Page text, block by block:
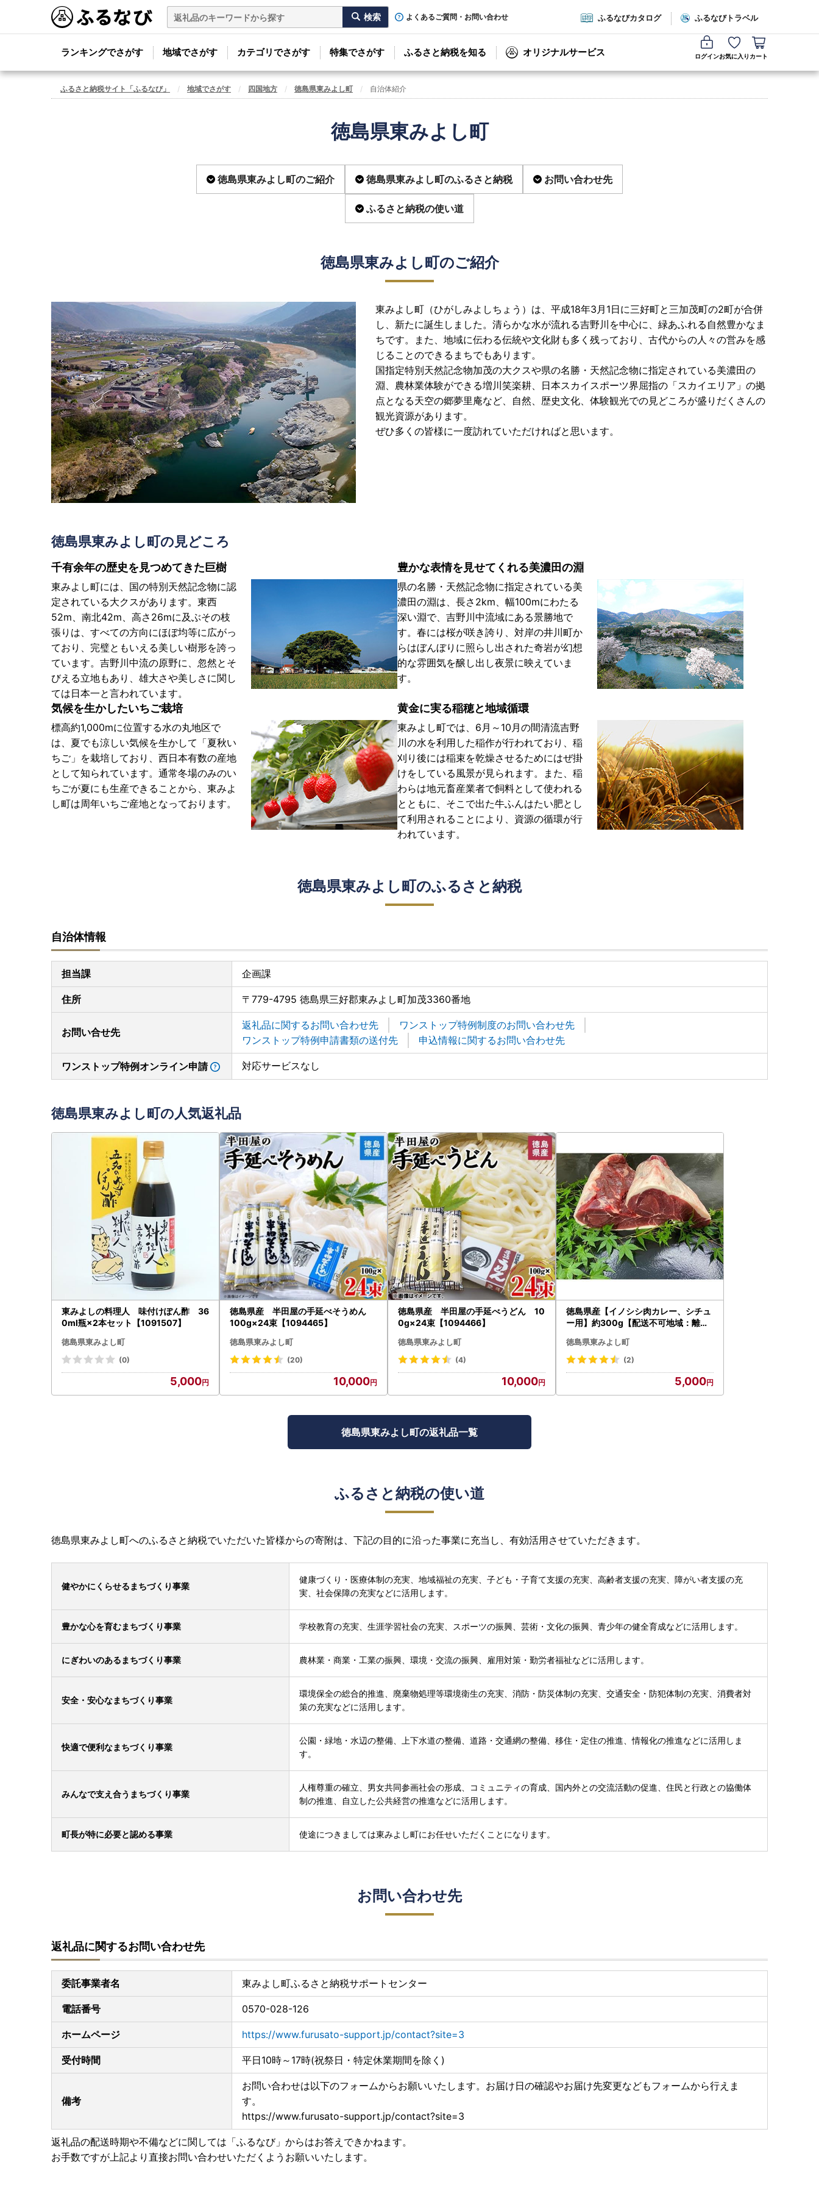
よくあるご質問・お問い合わせ ふるなびカタログ ふるなびトラベル
ランキングでさがす 地域でさがす カテゴリでさがす 特集でさがす ふるさと納税を知る オリジナルサービス ログインお気に入り カート
ふるさと納税サイト「ふるなび」 地域でさがす 四国地方 徳島県東みよし町 自治体紹介
徳島県東みよし町
徳島県東みよし町のご紹介 徳島県東みよし町のふるさと納税 お問い合わせ先
ふるさと納税の使い道
徳島県東みよし町のご紹介
東みよし町（ひがしみよしちょう）は、平成18年3月1日に三好町と三加茂町の2町が合併
し、新たに誕生しました。清らかな水が流れる吉野川を中心に、緑あふれる自然豊かなま
ちです。また、地域に伝わる伝統や文化財も多く残っており、古代からの人々の営みを感
じることのできるまちでもあります。
国指定特別天然記念物加茂の大クスや県の名勝・天然記念物に指定されている美濃田の
淵、農林業体験ができる増川笑楽耕、日本スカイスポーツ界屈指の「スカイエリア」の拠
点となる天空の郷夢里庵など、自然、歴史文化、体験観光での見どころが盛りだくさんの
観光資源があります。
ぜひ多くの皆様に一度訪れていただければと思います。
徳島県東みよし町の見どころ
千有余年の歴史を見つめてきた巨樹
東みよし町には、国の特別天然記念物に認
定されている大クスがあります。東西
52m、南北42m、高さ26mに及ぶその枝
張りは、すべての方向にほぼ均等に広がっ
ており、完璧ともいえる美しい樹形を誇っ
ています。吉野川中流の原野に、忽然とそ
びえる立地もあり、雄大さや美しさに関し
ては日本一と言われています。
豊かな表情を見せてくれる美濃田の淵
県の名勝・天然記念物に指定されている美
濃田の淵は、長さ2km、幅100mにわたる
深い淵で、吉野川中流域にある景勝地で
す。春には桜が咲き誇り、対岸の井川町か
らはぼんぼりに照らし出された奇岩が幻想
的な雰囲気を醸し出し夜景に映えていま
す。
気候を生かしたいちご栽培
標高約1,000mに位置する水の丸地区で
は、夏でも涼しい気候を生かして「夏秋い
ちご」を栽培しており、西日本有数の産地
として知られています。通常冬場のみのい
ちごが夏にも生産できることから、東みよ
し町は周年いちご産地となっております。
黄金に実る稲穂と地域循環
東みよし町では、6月～10月の間清流吉野
川の水を利用した稲作が行われており、稲
刈り後には稲束を乾燥させるためにはぜ掛
けをしている風景が見られます。また、稲
わらは地元畜産業者で飼料として使われる
とともに、そこで出た牛ふんはたい肥とし
て利用されることにより、資源の循環が行
われています。
徳島県東みよし町のふるさと納税
自治体情報
担当課 企画課
住所 〒779-4795 徳島県三好郡東みよし町加茂3360番地
お問い合せ先
返礼品に関するお問い合わせ先
ワンストップ特例制度のお問い合わせ先
ワンストップ特例申請書類の送付先
申込情報に関するお問い合わせ先
ワンストップ特例オンライン申請 対応サービスなし
徳島県東みよし町の人気返礼品
東みよしの料理人 味付けぽん酢 36
0ml瓶×2本セット【1091507】
徳島県東みよし町
(0)
5,000
徳島県産 半田屋の手延べそうめん
100g×24束【1094465】
徳島県東みよし町
(20)
10,000
徳島県産 半田屋の手延べうどん 10
0g×24束【1094466】
徳島県東みよし町
(4)
10,000
徳島県産【イノシシ肉カレー、シチュ
ー用】約300g【配送不可地域：離島
徳島県東みよし町
(2)
5,000
徳島県東みよし町の返礼品一覧
ふるさと納税の使い道
徳島県東みよし町へのふるさと納税でいただいた皆様からの寄附は、下記の目的に沿った事業に充当し、有効活用させていただきます。
健やかにくらせるまちづくり事業
健康づくり・医療体制の充実、地域福祉の充実、子ども・子育て支援の充実、高齢者支援の充実、障がい者支援の充
実、社会保障の充実などに活用します。
豊かな心を育むまちづくり事業 学校教育の充実、生涯学習社会の充実、スポーツの振興、芸術・文化の振興、青少年の健全育成などに活用します。
にぎわいのあるまちづくり事業 農林業・商業・工業の振興、環境・交流の振興、雇用対策・勤労者福祉などに活用します。
安全・安心なまちづくり事業
環境保全の総合的推進、廃棄物処理等環境衛生の充実、消防・防災体制の充実、交通安全・防犯体制の充実、消費者対
策の充実などに活用します。
快適で便利なまちづくり事業
公園・緑地・水辺の整備、上下水道の整備、道路・交通網の整備、移住・定住の推進、情報化の推進などに活用しま
す。
みんなで支え合うまちづくり事業
人権尊重の確立、男女共同参画社会の形成、コミュニティの育成、国内外との交流活動の促進、住民と行政との協働体
制の推進、自立した公共経営の推進などに活用します。
町長が特に必要と認める事業 使途につきましては東みよし町にお任せいただくことになります。
お問い合わせ先
返礼品に関するお問い合わせ先
委託事業者名 東みよし町ふるさと納税サポートセンター
電話番号 0570-028-126
ホームページ https://www.furusato-support.jp/contact?site=3
受付時間 平日10時～17時(祝祭日・特定休業期間を除く)
備考
お問い合わせは以下のフォームからお願いいたします。お届け日の確認やお届け先変更などもフォームから行えま
す。
https://www.furusato-support.jp/contact?site=3
返礼品の配送時期や不備などに関しては「ふるなび」からはお答えできかねます。
お手数ですが上記より直接お問い合わせいただくようお願いいたします。